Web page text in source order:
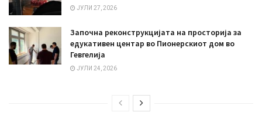
ЈУЛИ 27, 2026
Започна реконструкцијата на просторија за
едукативен центар во Пионерскиот дом во
Гевгелија
ЈУЛИ 24, 2026